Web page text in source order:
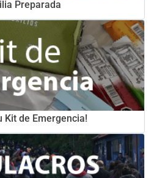
Preparada
Kit de Emergencia!